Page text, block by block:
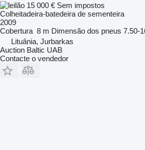
15 000 € Sem impostos
Colheitadeira-batedeira de sementeira
2009
Cobertura 8 m Dimensão dos pneus 7.50-
Lituânia, Jurbarkas
Auction Baltic UAB
Contacte o vendedor